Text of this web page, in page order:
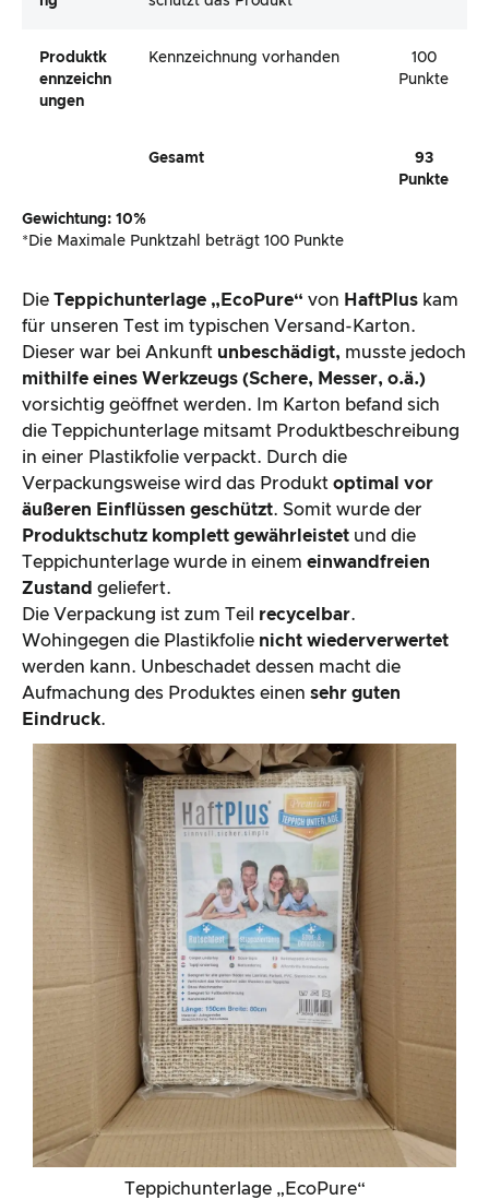
Produktk
Ennzeichn
Ungen
Kennzeichnung vorhanden
100
Punkte
Gesamt
93
Punkte
Gewichtung: 10%
*Die Maximale Punktzahl beträgt 100 Punkte
Teppichunterlage „EcoPure“
Die Teppichunterlage „EcoPure“ von HaftPlus kam
für unseren Test im typischen Versand-Karton.
Dieser war bei Ankunft unbeschädigt, musste jedoch
mithilfe eines Werkzeugs (Schere, Messer, o.ä.)
vorsichtig geöffnet werden. Im Karton befand sich
die Teppichunterlage mitsamt Produktbeschreibung
in einer Plastikfolie verpackt. Durch die
Verpackungsweise wird das Produkt optimal vor
äußeren Einflüssen geschützt. Somit wurde der
Produktschutz komplett gewährleistet und die
Teppichunterlage wurde in einem einwandfreien
Zustand geliefert.
Die Verpackung ist zum Teil recycelbar.
Wohingegen die Plastikfolie nicht wiederverwertet
werden kann. Unbeschadet dessen macht die
Aufmachung des Produktes einen sehr guten
Eindruck.